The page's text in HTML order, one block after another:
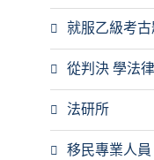
就服乙級考
從判決 學法律
法研所
移民專業人員